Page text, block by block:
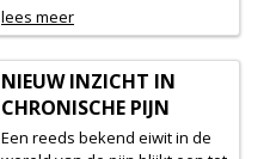
lees meer
NIEUW INZICHT IN
CHRONISCHE PIJN
Een reeds bekend eiwit in de